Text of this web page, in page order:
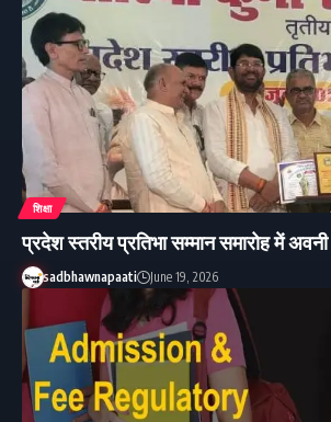
शिक्षा
प्रदेश स्तरीय प्रतिभा सम्मान समारोह में
sadbhawnapaati June 19, 2026